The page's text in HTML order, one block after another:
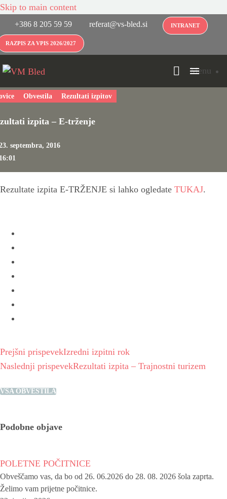
Skip to main content
+386 8 205 59 59 referat@vs-bled.si INTRANET
RAZPIS ZA VPIS 2026/2027
Menu
Obvestila Rezultati izpitov
izpita – E-trženje
septembra, 2016
Rezultate izpita E-TRŽENJE si lahko ogledate TUKAJ.
Prejšni prispevekIzredni izpitni rok
Naslednji prispevekRezultati izpita – Trajnostni turizem
VSA OBVESTILA
Podobne objave
POLETNE POČITNICE
Obveščamo vas, da bo od 26. 06.2026 do 28. 08. 2026 šola zaprta.
Želimo vam prijetne počitnice.